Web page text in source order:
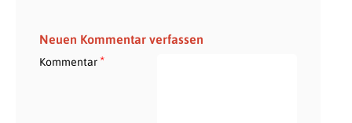
Neuen Kommentar verfassen
Kommentar*